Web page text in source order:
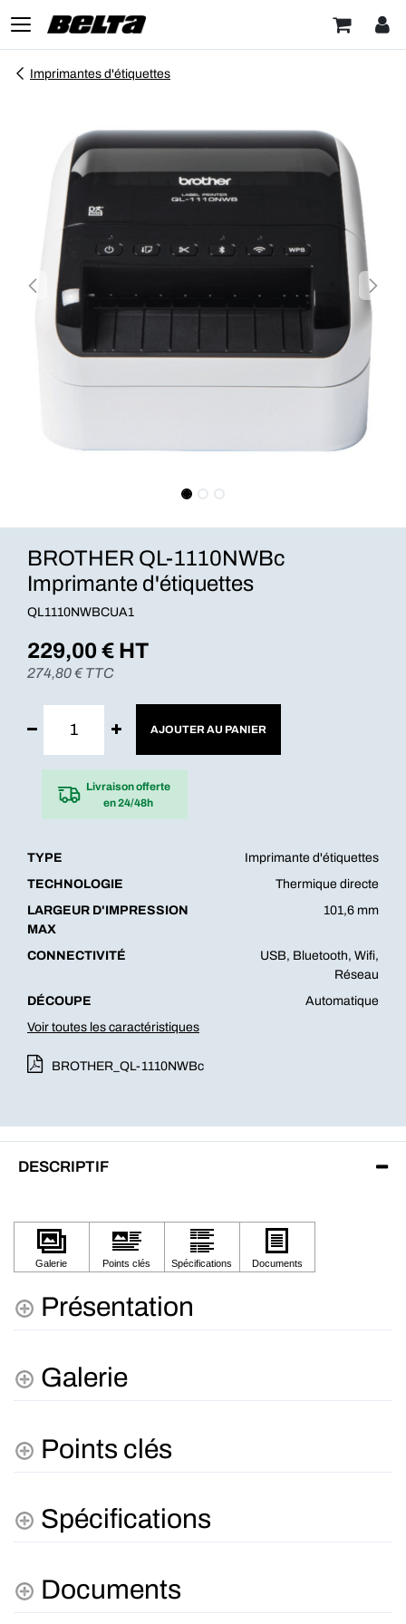
Imprimantes d'étiquettes
BROTHER QL-1110NWBc
Imprimante d'étiquettes
QL1110NWBCUA1
229,00€ HT
274,80€ TTC
AJOUTER AU PANIER
Livraison offerte
en 24/48h
TYPE
Imprimante d'étiquettes
TECHNOLOGIE
Thermique directe
LARGEUR D'IMPRESSION
MAX
101,6 mm
CONNECTIVITÉ
USB, Bluetooth, Wifi,
Réseau
DÉCOUPE
Automatique
Voir toutes les caractéristiques
BROTHER_QL-1110NWBc
DESCRIPTIF
Présentation
Galerie
Points clés
Spécifications
Documents